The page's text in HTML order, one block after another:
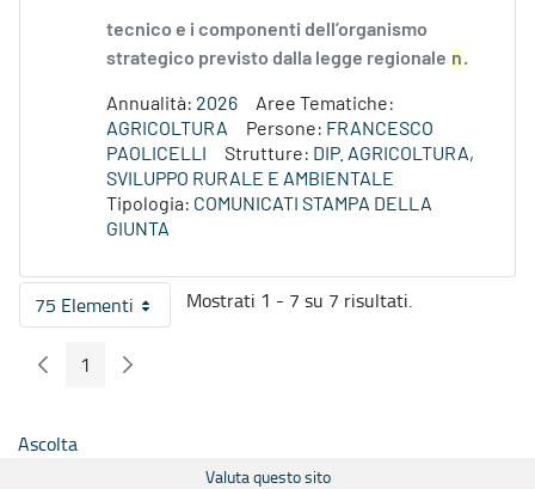
tecnico e i componenti dell’organismo
strategico previsto dalla legge regionale n.
Annualità: 2026
Aree Tematiche:
AGRICOLTURA
Persone: FRANCESCO
PAOLICELLI
Strutture: DIP. AGRICOLTURA,
SVILUPPO RURALE E AMBIENTALE
Tipologia: COMUNICATI STAMPA DELLA
GIUNTA
75 ElementiPer pagina
Mostrati 1 - 7 su 7 risultati.
Pagina Precedente
Pagina
1 Pagina Seguente
Ascolta
Valuta questo sito